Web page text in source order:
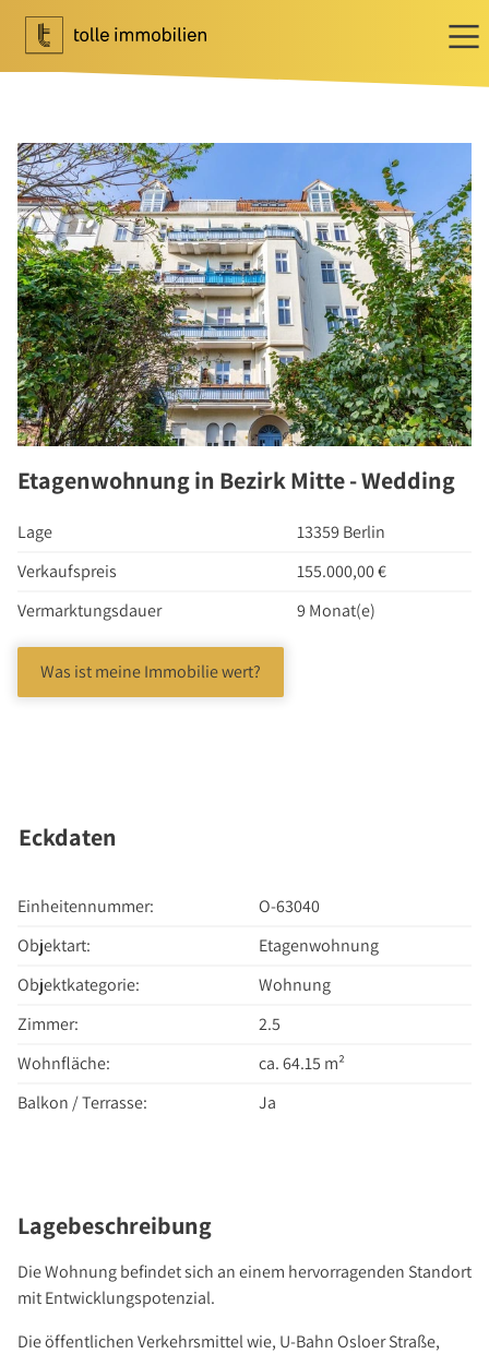
Ihr Makler für Wohnen
Immobilie bewerten
Immobilie verkaufen
Referenzen
Tippgeber
Newsletter Wohnen
Investment
Ihr Makler für Investment
Marktbericht 2025/2026
Investment Suchauftrag
Newsletter Investment
Immobilie kaufen
Immobilienangebote
Suchauftrag Wohnen
Services
Blog
Podcast
Ratgeber
Über Uns
Unternehmen
Team
Etagenwohnung in Bezirk Mitte - Wedding
Lage
13359 Berlin
Verkaufspreis
155.000,00 €
Vermarktungsdauer
9 Monat(e)
Was ist meine Immobilie wert?
Eckdaten
Einheitennummer:
O-63040
Objektart:
Etagenwohnung
Objektkategorie:
Wohnung
Zimmer:
2.5
Wohnfläche:
ca. 64.15 m²
Balkon / Terrasse:
Ja
Lagebeschreibung
Die Wohnung befindet sich an einem hervorragenden Standort
mit Entwicklungspotenzial.
Die öffentlichen Verkehrsmittel wie, U-Bahn Osloer Straße,